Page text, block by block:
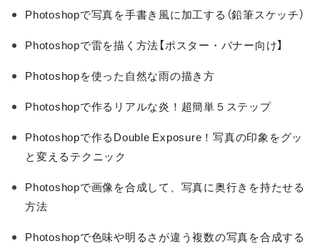
Photoshopで写真を手書き風に加工する（鉛筆スケッチ）
Photoshopで雷を描く方法【ポスター・バナー向け】
Photoshopを使った自然な雨の描き方
Photoshopで作るリアルな炎！超簡単５ステップ
Photoshopで作るDouble Exposure！写真の印象をグッ
と変えるテクニック
Photoshopで画像を合成して、写真に奥行きを持たせる
方法
Photoshopで色味や明るさが違う複数の写真を合成する